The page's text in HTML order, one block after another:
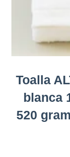
Toalla
blanca
520